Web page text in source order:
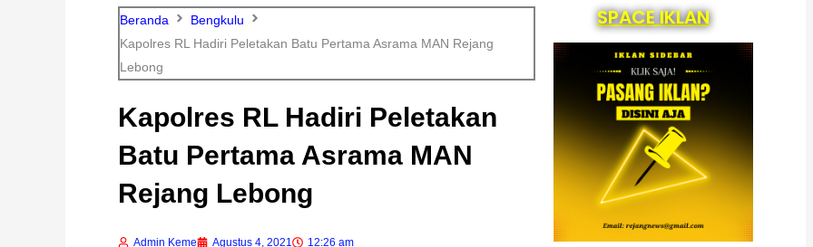
Beranda
Bengkulu
Kapolres RL Hadiri Peletakan Batu Pertama Asrama MAN Rejang
Lebong
Kapolres RL Hadiri Peletakan
Batu Pertama Asrama MAN
Rejang Lebong
Admin Keme Agustus 4, 2021 12:26 am
SPACE IKLAN